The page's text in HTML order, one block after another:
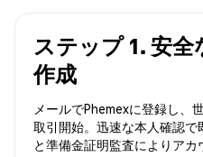
ステップ 1. 安
作成
メールでPhemexに登録し、
取引開始。迅速な本人確認で
と準備金証明監査によりア